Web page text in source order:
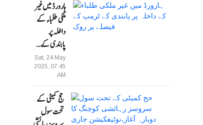
ہارورڈ میں غیر
ملکی طلباء کے
داخلہ پر
پابندی کے…
Sat, 24 May
2025, 07:45
AM
حج کمیٹی کے
تحت سول